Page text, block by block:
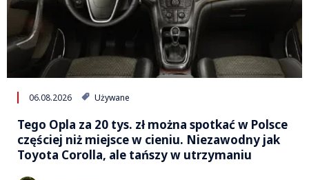
06.08.2026 Używane
Tego Opla za 20 tys. zł można spotkać w Polsce
częściej niż miejsce w cieniu. Niezawodny jak
Toyota Corolla, ale tańszy w utrzymaniu